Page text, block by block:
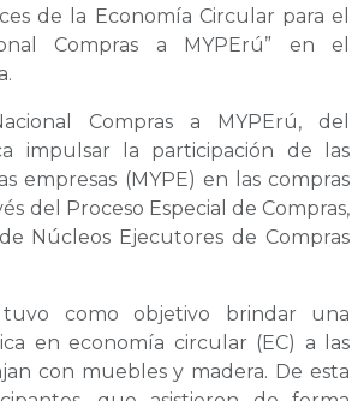
de la Economía Circular para el
Compras a MYPErú” en el
Compras a MYPErú, del
impulsar la participación de las
empresas (MYPE) en las compras
del Proceso Especial de Compras,
Núcleos Ejecutores de Compras
tuvo como objetivo brindar una
en economía circular (EC) a las
con muebles y madera. De esta